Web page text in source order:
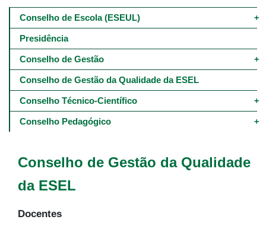
Conselho de Gestão da Qualidade
da ESEL
Docentes
Main
navigation
níveis
Conselho de Escola (ESEUL)
Presidência
Conselho de Gestão
Conselho de Gestão da Qualidade da ESEL
Conselho Técnico-Científico
Conselho Pedagógico